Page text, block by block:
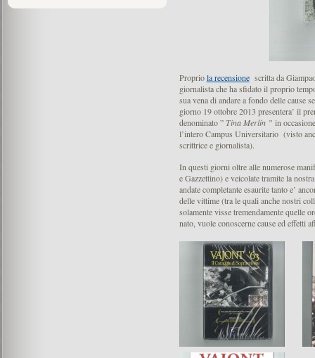
Propriola recensionescritta da
giornalista che ha sfidato il proprio
sua vena di andare a fondo delle cause
giorno 19 ottobre 2013 presentera’ il
denominato ” Tina Merlin ” in
l’intero Campus Universitario (visto
scrittrice e giornalista).
In questi giorni oltre alle numerose
e Gazzettino) e veicolate tramite la
andate completante esaurite tanto e’
delle vittime (tra le quali anche nostri
solamente visse tremendamente quelle
nato, vuole conoscerne cause ed effetti